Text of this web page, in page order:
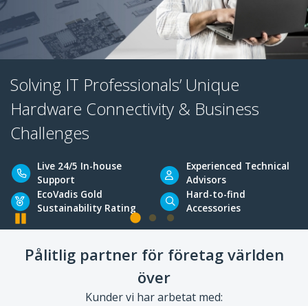
Solving IT Professionals’ Unique
Hardware Connectivity & Business
Challenges
Live 24/5 In-house
Support
Experienced
Advisors
Sustainability Rating Accessories
Pålitlig partner för företag världen
över
Kunder vi har arbetat med: